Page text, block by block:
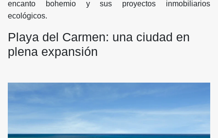
encanto bohemio y sus proyectos inmobiliarios
ecológicos.
Playa del Carmen: una ciudad en
plena expansión